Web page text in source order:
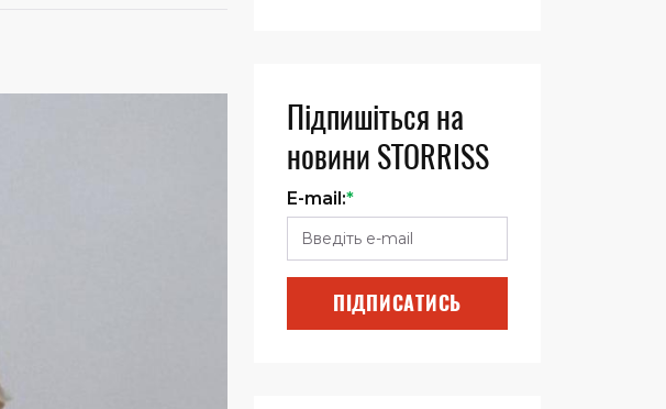
Підпишіться на
новини STORRISS
E-mail:*
ПІДПИСАТИСЬ